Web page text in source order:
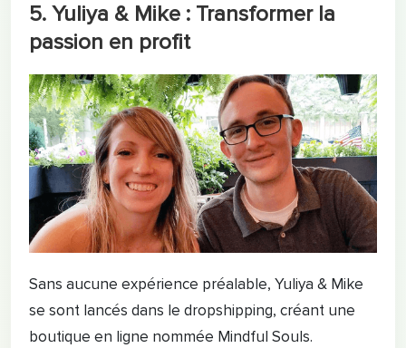
5. Yuliya & Mike : Transformer la
passion en profit
Sans aucune expérience préalable, Yuliya & Mike
se sont lancés dans le dropshipping, créant une
boutique en ligne nommée Mindful Souls.